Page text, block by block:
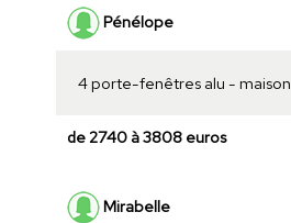
Pénélope
4 porte-fenêtres alu - maison
de 2740 à 3808 euros
Mirabelle